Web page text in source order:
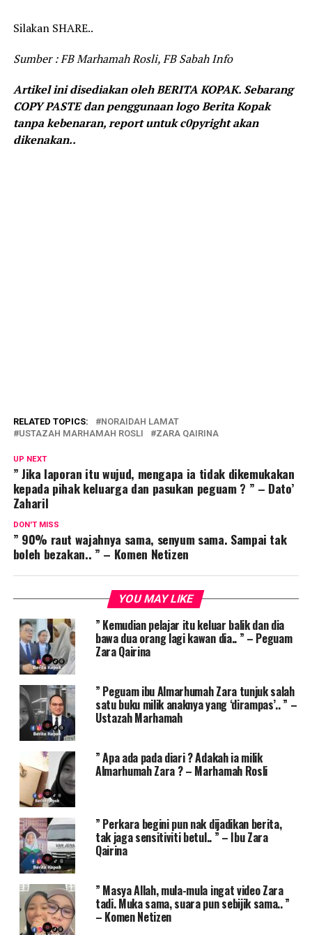
Silakan SHARE..
Sumber : FB Marhamah Rosli, FB Sabah Info
Artikel ini disediakan oleh BERITA KOPAK. Sebarang
COPY PASTE dan penggunaan logo Berita Kopak
tanpa kebenaran, report untuk c0pyright akan
dikenakan..
RELATED TOPICS:
NORAIDAH LAMAT
USTAZAH MARHAMAH ROSLI
ZARA QAIRINA
UP NEXT
” Jika laporan itu wujud, mengapa ia tidak dikemukakan
kepada pihak keluarga dan pasukan peguam ? ” – Dato’
Zaharil
DON'T MISS
” 90% raut wajahnya sama, senyum sama. Sampai tak
boleh bezakan.. ” – Komen Netizen
YOU MAY LIKE
” Kemudian pelajar itu keluar balik dan dia
bawa dua orang lagi kawan dia.. ” – Peguam
Zara Qairina
” Peguam ibu Almarhumah Zara tunjuk salah
satu buku milik anaknya yang ‘dirampas’.. ” –
Ustazah Marhamah
” Apa ada pada diari ? Adakah ia milik
Almarhumah Zara ? – Marhamah Rosli
” Perkara begini pun nak dijadikan berita,
tak jaga sensitiviti betul.. ” – Ibu Zara
Qairina
” Masya Allah, mula-mula ingat video Zara
tadi. Muka sama, suara pun sebijik sama.. ”
– Komen Netizen